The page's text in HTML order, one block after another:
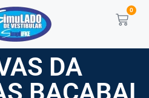
0
DA